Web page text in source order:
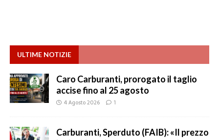
ULTIME NOTIZIE
Caro Carburanti, prorogato il taglio
accise fino al 25 agosto
4 Agosto 2026 1
Carburanti, Sperduto (FAIB): «Il prezzo